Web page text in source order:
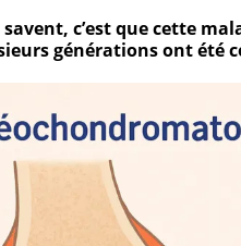
savent, c’est que cette
générations ont été